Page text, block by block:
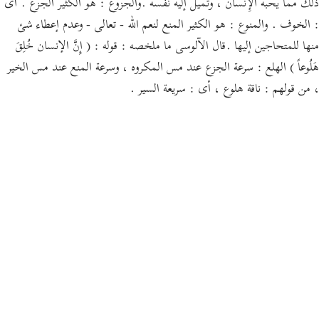
ذلك مما يحبه الإِنسان ، وتميل إليه نفسه .والجزوع : هو الكثير الجزع . أى
: الخوف . والمنوع : هو الكثير المنع لنعم الله - تعالى - وعدم إعطاء شئ
منها للمتحاجين إليها .قال الآلوسى ما ملخصه : قوله : ( إِنَّ الإنسان خُلِقَ
هَلُوعاً ) الهلع : سرعة الجزع عند مس المكروه ، وسرعة المنع عند مس الخير
، من قولهم : ناقة هلوع ، أى : سريعة السير .